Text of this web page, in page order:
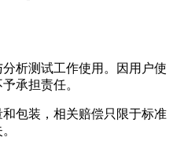
析测试工作使用。因用户使
承担责任。
包装，相关赔偿只限于标准